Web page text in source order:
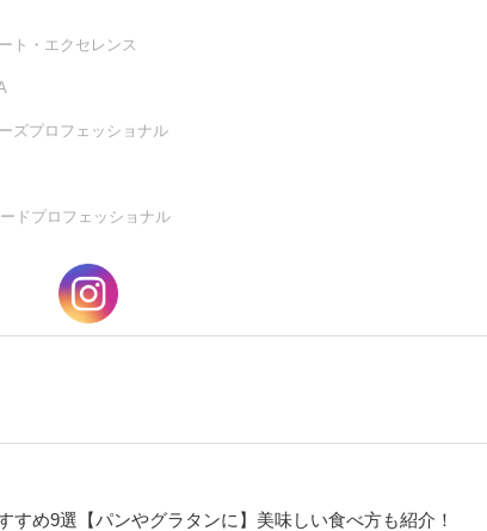
ト・エクセレンス
ズプロフェッショナル
ドプロフェッショナル
すめ9選【パンやグラタンに】美味しい食べ方も紹介！